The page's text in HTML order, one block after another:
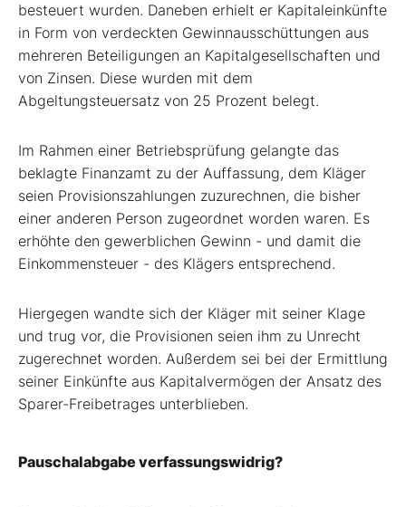
besteuert wurden. Daneben erhielt er Kapitaleinkünfte
in Form von verdeckten Gewinnausschüttungen aus
mehreren Beteiligungen an Kapitalgesellschaften und
von Zinsen. Diese wurden mit dem
Abgeltungsteuersatz von 25 Prozent belegt.
Im Rahmen einer Betriebsprüfung gelangte das
beklagte Finanzamt zu der Auffassung, dem Kläger
seien Provisionszahlungen zuzurechnen, die bisher
einer anderen Person zugeordnet worden waren. Es
erhöhte den gewerblichen Gewinn - und damit die
Einkommensteuer - des Klägers entsprechend.
Hiergegen wandte sich der Kläger mit seiner Klage
und trug vor, die Provisionen seien ihm zu Unrecht
zugerechnet worden. Außerdem sei bei der Ermittlung
seiner Einkünfte aus Kapitalvermögen der Ansatz des
Sparer-Freibetrages unterblieben.
Pauschalabgabe verfassungswidrig?